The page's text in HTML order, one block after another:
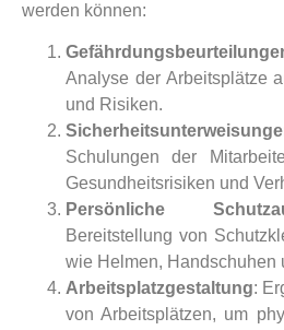
werden können:
Analyse der Arbeitsplätze
und Risiken.
Schulungen der
Gesundheitsrisiken und
Persönliche
Bereitstellung von
wie Helmen, Handschuhen
Arbeitsplatzgestaltung:
von Arbeitsplätzen, um